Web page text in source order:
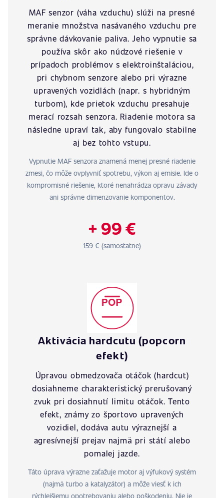
MAF senzor (váha vzduchu) slúži na presné
meranie množstva nasávaného vzduchu pre
správne dávkovanie paliva. Jeho vypnutie sa
používa skôr ako núdzové riešenie v
prípadoch problémov s elektroinštaláciou,
pri chybnom senzore alebo pri výrazne
upravených vozidlách (napr. s hybridným
turbom), kde prietok vzduchu presahuje
merací rozsah senzora. Riadenie motora sa
následne upraví tak, aby fungovalo stabilne
aj bez tohto vstupu.
Vypnutie MAF senzora znamená menej presné riadenie
zmesi, čo môže ovplyvniť spotrebu, výkon aj emisie. Ide o
kompromisné riešenie, ktoré nenahrádza opravu závady
ani správne dimenzovanie komponentov.
+ 99 €
159 € (samostatne)
Aktivácia hardcutu (popcorn
efekt)
Úpravou obmedzovača otáčok (hardcut)
dosiahneme charakteristický prerušovaný
zvuk pri dosiahnutí limitu otáčok. Tento
efekt, známy zo športovo upravených
vozidiel, dodáva autu výraznejší a
agresívnejší prejav najmä pri státí alebo
pomalej jazde.
Táto úprava výrazne zaťažuje motor aj výfukový systém
(najmä turbo a katalyzátor) a môže viesť k ich
rýchlejšiemu opotrebovaniu alebo poškodeniu. Nie je